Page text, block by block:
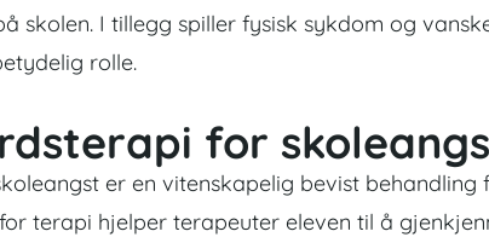
skolen. I tillegg spiller fysisk sykdom og
rolle.
for
er en vitenskapelig bevist behandling
terapi hjelper terapeuter eleven til å